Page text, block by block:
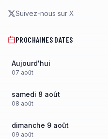
Suivez-nous sur X
PROCHAINES DATES
Aujourd'hui
07 août
samedi 8 août
08 août
dimanche 9 août
09 août